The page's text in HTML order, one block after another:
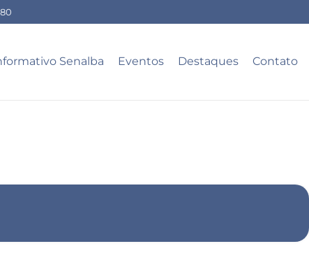
Senalba Eventos Destaques Contato